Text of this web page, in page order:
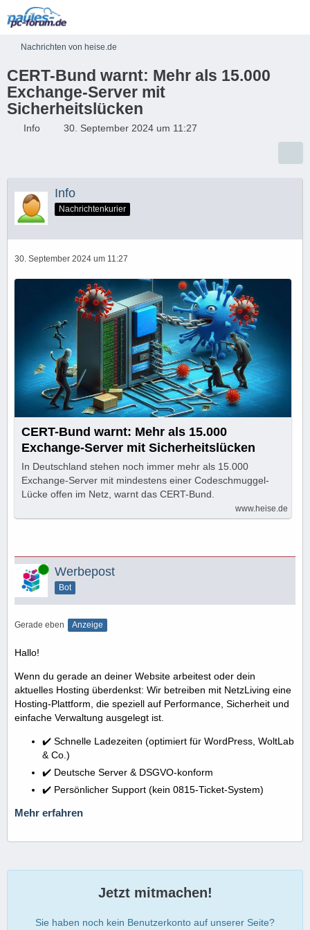
Nachrichten von heise.de
CERT-Bund warnt: Mehr als 15.000
Exchange-Server mit
Sicherheitslücken
Info 30. September 2024 um 11:27
Info
Nachrichtenkurier
30. September 2024 um 11:27
CERT-Bund warnt: Mehr als 15.000
Exchange-Server mit Sicherheitslücken
In Deutschland stehen noch immer mehr als 15.000
Exchange-Server mit mindestens einer Codeschmuggel-
Lücke offen im Netz, warnt das CERT-Bund.
www.heise.de
Online Werbepost
Bot
Gerade eben Anzeige
Hallo!
Wenn du gerade an deiner Website arbeitest oder dein
aktuelles Hosting überdenkst: Wir betreiben mit NetzLiving eine
Hosting-Plattform, die speziell auf Performance, Sicherheit und
einfache Verwaltung ausgelegt ist.
✔️ Schnelle Ladezeiten (optimiert für WordPress, WoltLab
& Co.)
✔️ Deutsche Server & DSGVO-konform
✔️ Persönlicher Support (kein 0815-Ticket-System)
Mehr erfahren
Jetzt mitmachen!
Sie haben noch kein Benutzerkonto auf unserer Seite?